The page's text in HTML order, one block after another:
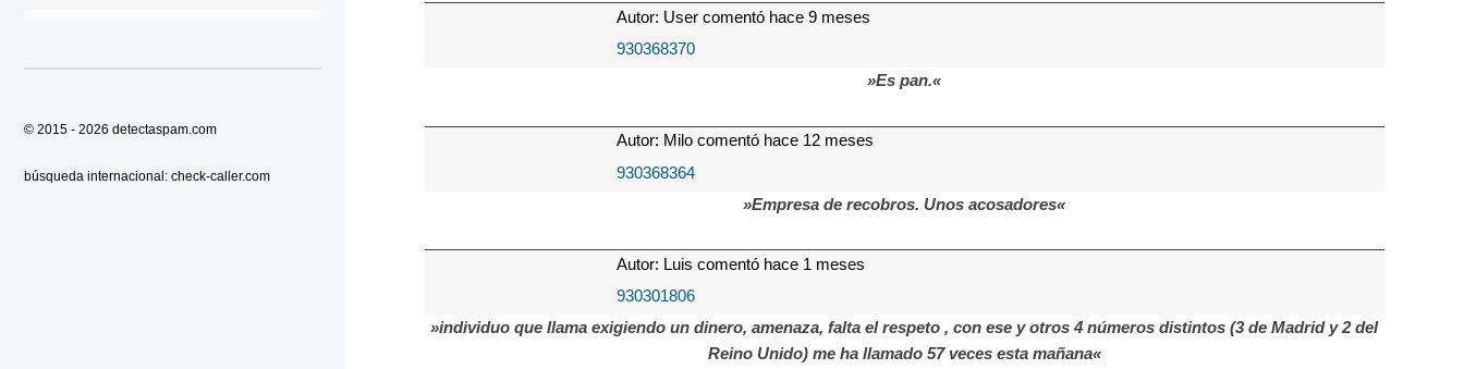
Autor: User comentó hace 9 meses
930368370
»Es pan.«
Autor: Milo comentó hace 12 meses
930368364
»Empresa de recobros. Unos acosadores«
Autor: Luis comentó hace 1 meses
930301806
»individuo que llama exigiendo un dinero, amenaza, falta el respeto , con ese y otros 4 números distintos (3 de Madrid y 2 del
Reino Unido) me ha llamado 57 veces esta mañana«
© 2015 - 2026 detectaspam.com
búsqueda internacional: check-caller.com